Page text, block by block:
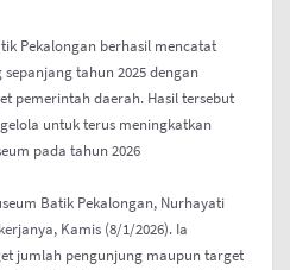
Pekalongan berhasil mencatat
tahun 2025 dengan
pemerintah daerah. Hasil tersebut
untuk terus meningkatkan
pada tahun 2026
Batik Pekalongan, Nurhayati
Kamis (8/1/2026). Ia
jumlah pengunjung maupun target